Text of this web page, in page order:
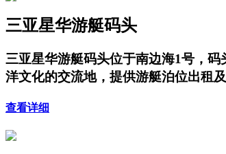
三亚星华游艇码头
三亚星华游艇码头位于南边海1号，
洋文化的交流地，提供游艇泊位出租
查看详细